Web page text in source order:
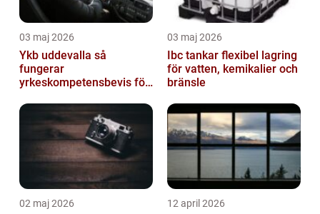
03 maj 2026
Ykb uddevalla så
fungerar
yrkeskompetensbevis för
03 maj 2026
Ibc tankar flexibel lagring
för vatten, kemikalier och
bränsle
02 maj 2026 12 april 2026